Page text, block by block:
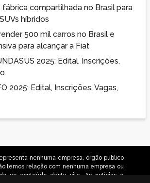
fábrica compartilhada no Brasil para
híbridos
500 mil carros no Brasil e
para alcançar a Fiat
2025: Edital, Inscrições,
2025: Edital, Inscrições, Vagas,
nenhuma empresa, órgão público
temos relação com nenhuma empresa ou
no conteúdo deste site. As notícias e